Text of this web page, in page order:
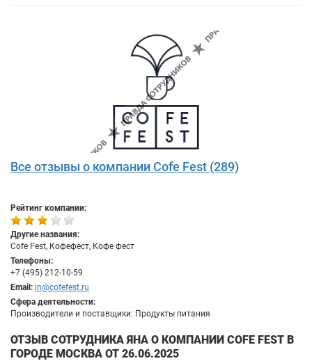
Все отзывы о компании Cofe Fest (289)
Рейтинг компании:
Другие названия:
Cofe Fest, Кофефест, Кофе фест
Телефоны:
+7 (495) 212-10-59
Email: in@cofefest.ru
Сфера деятельности:
Производители и поставщики: Продукты питания
ОТЗЫВ СОТРУДНИКА ЯНА О КОМПАНИИ COFE FEST В
ГОРОДЕ МОСКВА ОТ 26.06.2025